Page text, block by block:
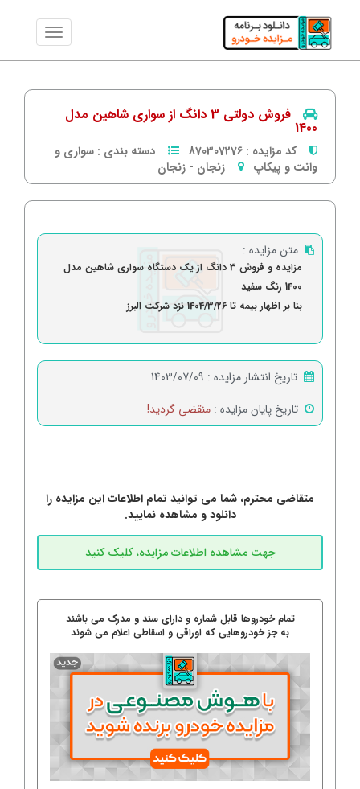
فروش دولتی 3 دانگ از سواری شاهین مدل
1400
کد مزایده : 870307276 دسته بندی : سواری و
وانت و پیکاپ
زنجان - زنجان
متن مزایده :
مزایده و فروش 3 دانگ از یک دستگاه سواری شاهین مدل
1400 رنگ سفید
بنا بر اظهار بیمه تا 1404/3/26 نزد شرکت البرز
تاریخ انتشار مزایده : 1403/07/09
تاریخ پایان مزایده : منقضی گردید!
متقاضی محترم، شما می توانید تمام اطلاعات این مزایده را
دانلود و مشاهده نمایید.
تمام خودروها قابل شماره و دارای سند و مدرک می باشند
به جز خودروهایی که اوراقی و اسقاطی اعلام می شوند